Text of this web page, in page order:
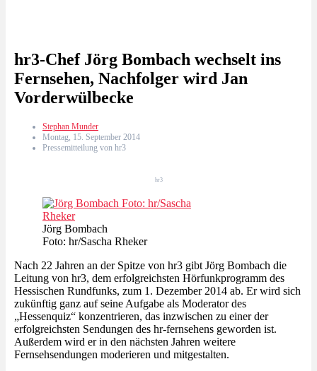
hr3-Chef Jörg Bombach wechselt ins
Fernsehen, Nachfolger wird Jan
Vorderwülbecke
Stephan Munder
Montag, 15. September 2014
Pressemitteilung von hr3
hr3
Jörg Bombach
Foto: hr/Sascha Rheker
Nach 22 Jahren an der Spitze von hr3 gibt Jörg Bombach die
Leitung von hr3, dem erfolgreichsten Hörfunkprogramm des
Hessischen Rundfunks, zum 1. Dezember 2014 ab. Er wird sich
zukünftig ganz auf seine Aufgabe als Moderator des
„Hessenquiz“ konzentrieren, das inzwischen zu einer der
erfolgreichsten Sendungen des hr-fernsehens geworden ist.
Außerdem wird er in den nächsten Jahren weitere
Fernsehsendungen moderieren und mitgestalten.